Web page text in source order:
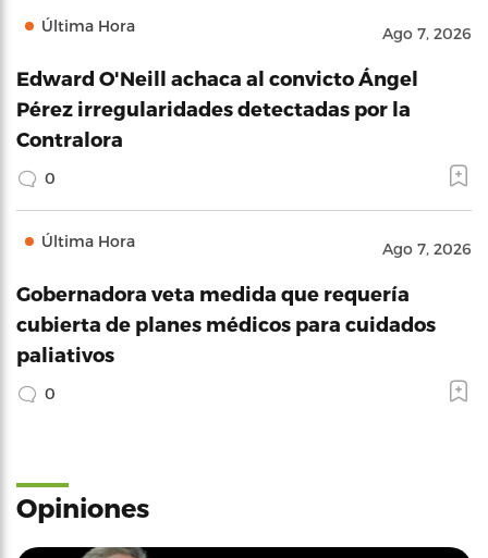
Última Hora Ago 7, 2026
Edward O'Neill achaca al convicto Ángel
Pérez irregularidades detectadas por la
Contralora
0
Última Hora Ago 7, 2026
Gobernadora veta medida que requería
cubierta de planes médicos para cuidados
paliativos
0
Opiniones